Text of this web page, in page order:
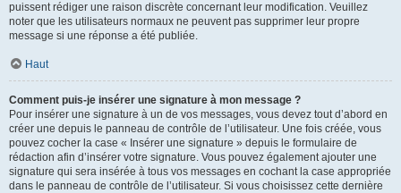
puissent rédiger une raison discrète concernant leur modification. Veuillez
noter que les utilisateurs normaux ne peuvent pas supprimer leur propre
message si une réponse a été publiée.
Haut
Comment puis-je insérer une signature à mon message ?
Pour insérer une signature à un de vos messages, vous devez tout d’abord en
créer une depuis le panneau de contrôle de l’utilisateur. Une fois créée, vous
pouvez cocher la case « Insérer une signature » depuis le formulaire de
rédaction afin d’insérer votre signature. Vous pouvez également ajouter une
signature qui sera insérée à tous vos messages en cochant la case appropriée
dans le panneau de contrôle de l’utilisateur. Si vous choisissez cette dernière